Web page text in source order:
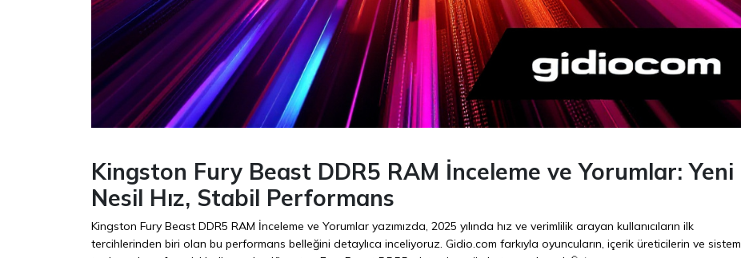
Kingston Fury Beast DDR5 RAM İnceleme ve Yorumlar: Yeni
Nesil Hız, Stabil Performans
Kingston Fury Beast DDR5 RAM İnceleme ve Yorumlar yazımızda, 2025 yılında hız ve verimlilik arayan kullanıcıların ilk
tercihlerinden biri olan bu performans belleğini detaylıca inceliyoruz. Gidio.com farkıyla oyuncuların, içerik üreticilerin ve sistem